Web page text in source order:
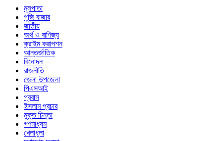
মূলপাতা
পুজি বাজার
জাতীয়
অর্থ ও বাণিজ্য
ক্রাইম করাপশন
আন্তর্জাতিক
বিনোদন
রাজনীতি
জেলা উপজেলা
পিএসআই
প্রবাস
ইসলাম প্রচার
মুক্ত চিন্তা
গণমাধ্যম
খেলাধুলা